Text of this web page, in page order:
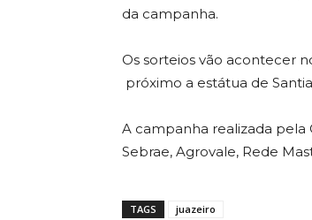
da campanha.
Os sorteios vão acontecer
próximo a estátua de
A campanha realizada
Sebrae, Agrovale, Rede
TAGS juazeiro